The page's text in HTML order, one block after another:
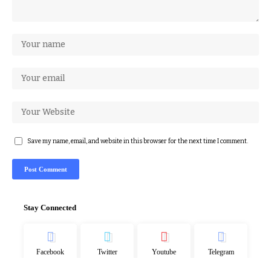
Save my name, email, and website in this browser for the next time I comment.
Stay Connected
Facebook Twitter Youtube Telegram